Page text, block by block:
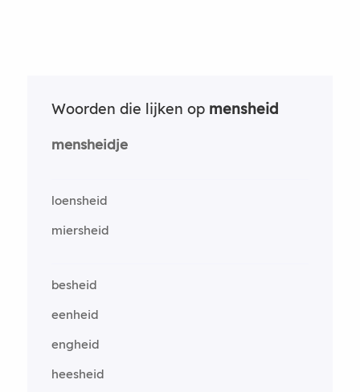
Woorden die lijken op mensheid
mensheidje
loensheid
miersheid
besheid
eenheid
engheid
heesheid